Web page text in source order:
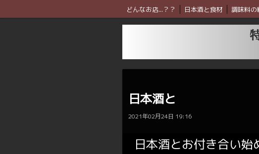
どんなお店...？？ 日本酒と食材 調味料の
日本酒と
2021年02月24日 19:16
日本酒とお付き合い